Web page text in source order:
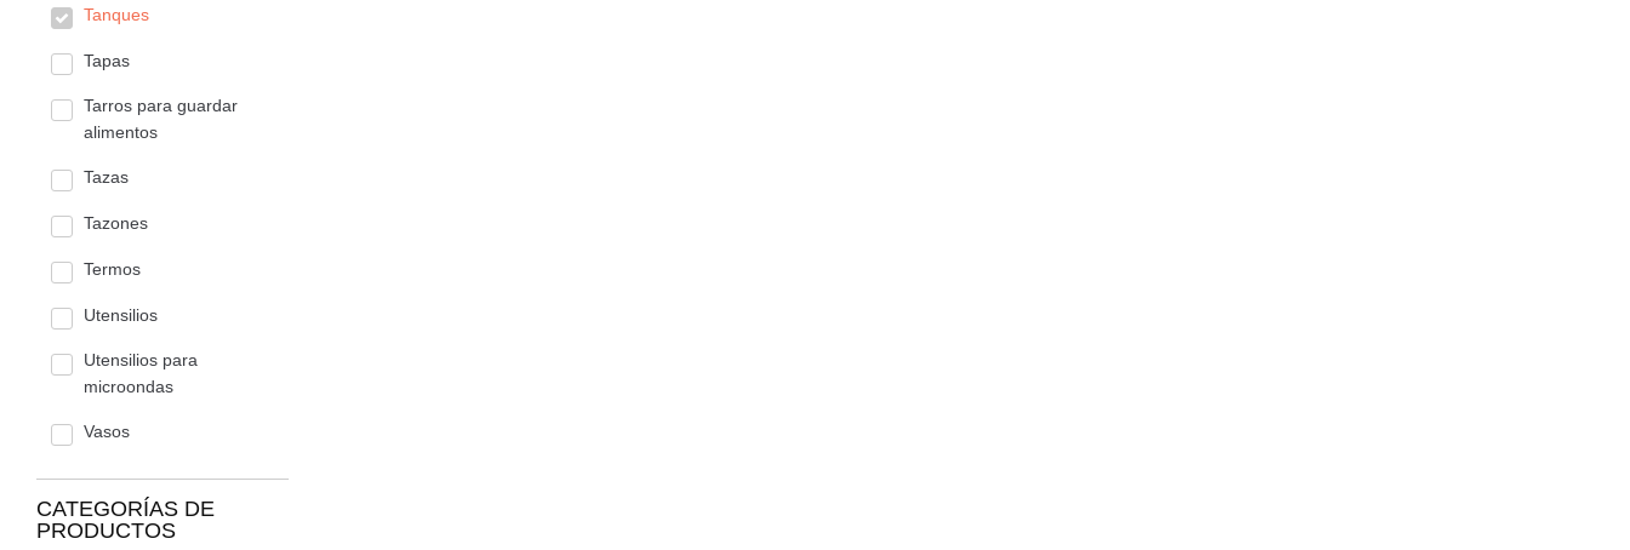
Tanques
Tapas
Tarros para guardar
alimentos
Tazas
Tazones
Termos
Utensilios
Utensilios para
microondas
Vasos
CATEGORÍAS DE
PRODUCTOS